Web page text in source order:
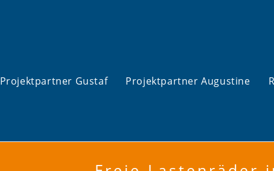
Projektpartner Gustaf Projektpartner Augustine